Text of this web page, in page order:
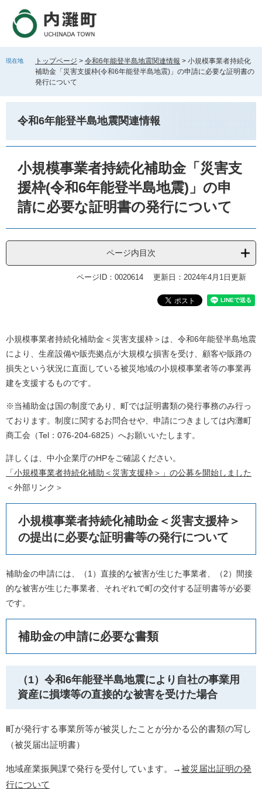
。
て
へ
現在地 トップページ > 令和6年能登半島地震関連情報 > 小規模事業者持続化
補助金「災害支援枠(令和6年能登半島地震)」の申請に必要な証明書の
発行について
令和6年能登半島地震関連情報
小規模事業者持続化補助金「災害支
援枠(令和6年能登半島地震)」の申
請に必要な証明書の発行について
ページ内目次
ページID：0020614 更新日：2024年4月1日更新
小規模事業者持続化補助金＜災害支援枠＞は、令和6年能登半島地震
により、生産設備や販売拠点が大規模な損害を受け、顧客や販路の
損失という状況に直面している被災地域の小規模事業者等の事業再
建を支援するものです。
※当補助金は国の制度であり、町では証明書類の発行事務のみ行っ
ております。制度に関するお問合せや、申請につきましては内灘町
商工会（Tel：076-204-6825）へお願いいたします。
詳しくは、中小企業庁のHPをご確認ください。
「小規模事業者持続化補助＜災害支援枠＞」の公募を開始しました
＜外部リンク＞
小規模事業者持続化補助金＜災害支援枠＞
の提出に必要な証明書等の発行について
補助金の申請には、（1）直接的な被害が生じた事業者、（2）間接
的な被害が生じた事業者、それぞれで町の交付する証明書等が必要
です。
補助金の申請に必要な書類
（1）令和6年能登半島地震により自社の事業用
資産に損壊等の直接的な被害を受けた場合
町が発行する事業所等が被災したことが分かる公的書類の写し
（被災届出証明書）
地域産業振興課で発行を受付しています。→被災届出証明の発
行について